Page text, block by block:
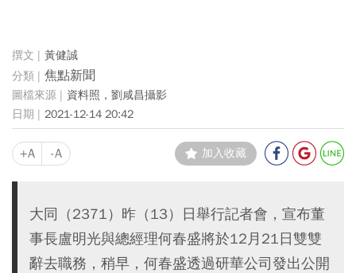
黃健誠
焦點新聞
資料照，劉咸昌攝影
2021-12-14 20:42
+A -A 加入收藏
大同（2371）昨（13）日舉行記者會，宣布董
事長盧明光與總經理何春盛將於12月21日雙雙
辭去職務，稍早，何春盛透過研華公司發出公開